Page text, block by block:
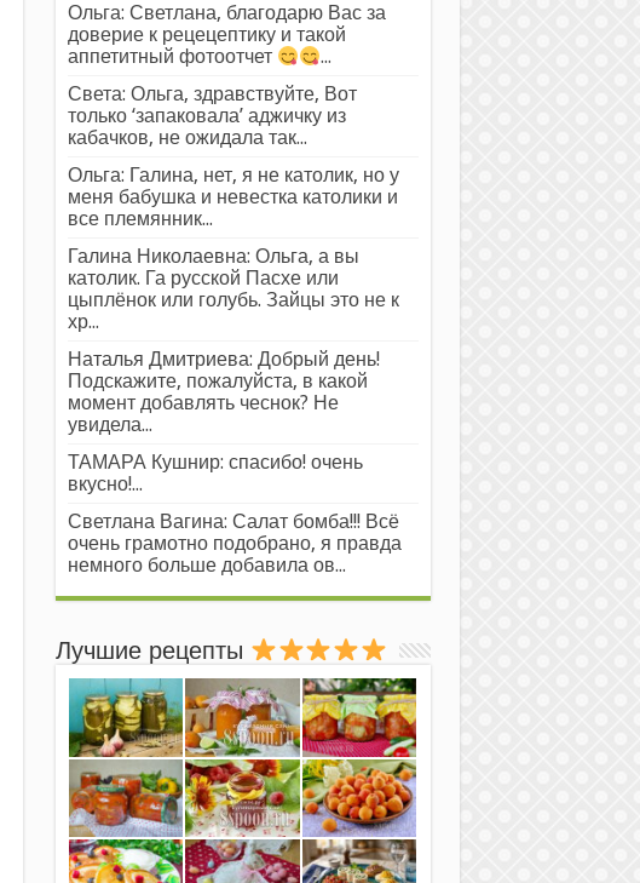
Ольга: Светлана, благодарю Вас за
доверие к рецецептику и такой
аппетитный фотоотчет
...
Света: Ольга, здравствуйте, Вот
только ‘запаковала’ аджичку из
кабачков, не ожидала так...
Ольга: Галина, нет, я не католик, но у
меня бабушка и невестка католики и
все племянник...
Галина Николаевна: Ольга, а вы
католик. Га русской Пасхе или
цыплёнок или голубь. Зайцы это не к
хр...
Наталья Дмитриева: Добрый день!
Подскажите, пожалуйста, в какой
момент добавлять чеснок? Не
увидела...
ТАМАРА Кушнир: спасибо! очень
вкусно!...
Светлана Вагина: Салат бомба!!! Всё
очень грамотно подобрано, я правда
немного больше добавила ов...
Лучшие рецепты